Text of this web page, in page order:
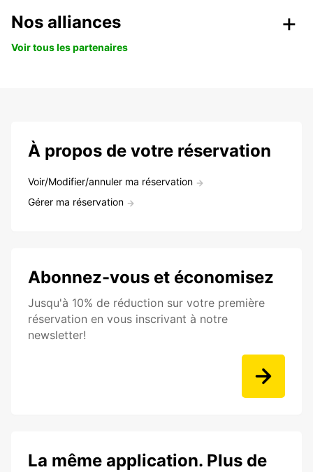
Nos alliances
Voir tous les partenaires
À propos de votre réservation
Voir/Modifier/annuler ma réservation
Gérer ma réservation
Abonnez-vous et économisez
Jusqu'à 10% de réduction sur votre première
réservation en vous inscrivant à notre
newsletter!
La même application. Plus de